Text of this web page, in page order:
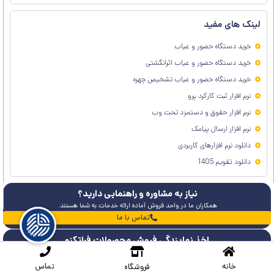
لینک های مفید
خرید دستگاه حضور و غیاب
خرید دستگاه حضور و غیاب اثرانگشتی
خرید دستگاه حضور و غیاب تشخیص چهره
نرم افزار ثبت کارکرد پرو
نرم افزار حقوق و دستمزد تحت وب
نرم افزار ارسال پیامک
دانلود نرم افزارهای کاربردی
دانلود تقویم 1405
نیاز به مشاوره و راهنمایی دارید؟
همکاران ما در واحد فروش آماده ارائه خدمات به شما هستند.
تماس با ما
اخذ نمایندگی فروش محصولات فراتکنو
در کمترین زمان درخواست خود را ثبت نمائید
ثبت درخواست خانه فروشگاه تماس